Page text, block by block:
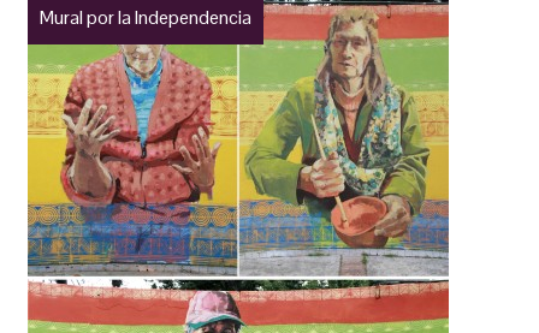
Mural por la Independencia